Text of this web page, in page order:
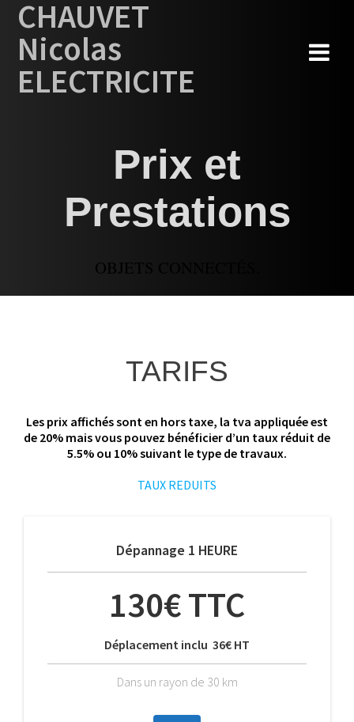
CHAUVET
Nicolas
ELECTRICITE
Prix et
Prestations
OBJETS CONNECTÉS.
TARIFS
Les prix affichés sont en hors taxe, la tva appliquée est
de 20% mais vous pouvez bénéficier d’un taux réduit de
5.5% ou 10% suivant le type de travaux.
TAUX REDUITS
Dépannage 1 HEURE
130€ TTC
Déplacement inclu 36€ HT
Dans un rayon de 30 km